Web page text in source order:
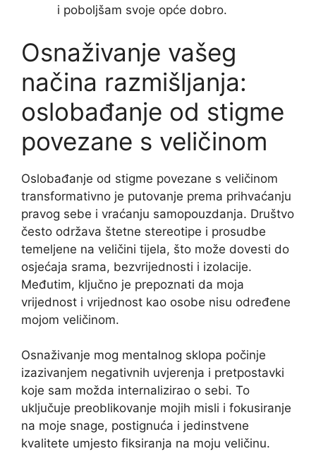
i poboljšam svoje opće dobro.
Osnaživanje vašeg
načina razmišljanja:
oslobađanje od stigme
povezane s veličinom
Oslobađanje od stigme povezane s veličinom
transformativno je putovanje prema prihvaćanju
pravog sebe i vraćanju samopouzdanja. Društvo
često održava štetne stereotipe i prosudbe
temeljene na veličini tijela, što može dovesti do
osjećaja srama, bezvrijednosti i izolacije.
Međutim, ključno je prepoznati da moja
vrijednost i vrijednost kao osobe nisu određene
mojom veličinom.
Osnaživanje mog mentalnog sklopa počinje
izazivanjem negativnih uvjerenja i pretpostavki
koje sam možda internalizirao o sebi. To
uključuje preoblikovanje mojih misli i fokusiranje
na moje snage, postignuća i jedinstvene
kvalitete umjesto fiksiranja na moju veličinu.